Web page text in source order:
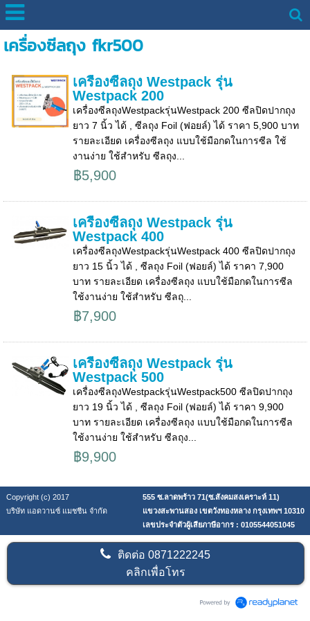
เครื่องซีลถุง fkr500
เครื่องซีลถุง Westpack รุ่น
Westpack 200
เครื่องซีลถุงWestpackรุ่นWestpack 200 ซีลปิดปากถุง
ยาว 7 นิ้ว ได้ , ซีลถุง Foil (ฟอยล์) ได้ ราคา 5,900 บาท
รายละเอียด เครื่องซีลถุง แบบใช้มือกดในการซีล ใช้
งานง่าย ใช้สำหรับ ซีลถุง...
฿5,900
เครื่องซีลถุง Westpack รุ่น
Westpack 400
เครื่องซีลถุงWestpackรุ่นWestpack 400 ซีลปิดปากถุง
ยาว 15 นิ้ว ได้ , ซีลถุง Foil (ฟอยล์) ได้ ราคา 7,900
บาท รายละเอียด เครื่องซีลถุง แบบใช้มือกดในการซีล
ใช้งานง่าย ใช้สำหรับ ซีลถุ...
฿7,900
เครื่องซีลถุง Westpack รุ่น
Westpack 500
เครื่องซีลถุงWestpackรุ่นWestpack500 ซีลปิดปากถุง
ยาว 19 นิ้ว ได้ , ซีลถุง Foil (ฟอยล์) ได้ ราคา 9,900
บาท รายละเอียด เครื่องซีลถุง แบบใช้มือกดในการซีล
ใช้งานง่าย ใช้สำหรับ ซีลถุง...
฿9,900
Copyright (c) 2017
555 ซ.ลาดพร้าว 71(ซ.สังคมสงเคราะห์ 11)
บริษัท แอดวานซ์ แมชชีน จำกัด
แขวงสะพานสอง เขตวังทองหลาง กรุงเทพฯ 10310
เลขประจำตัวผู้เสียภาษีอากร : 0105544051045
ติดต่อ0871222245
คลิกเพื่อโทร